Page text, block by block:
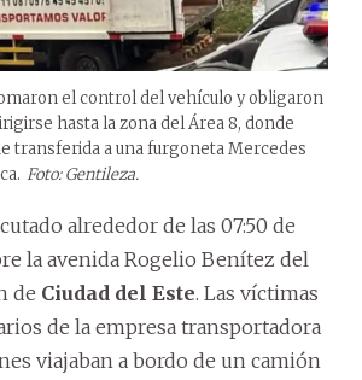
el control del vehículo y obligaron
hasta la zona del Área 8, donde
transferida a una furgoneta Mercedes
Foto: Gentileza.
alrededor de las 07:50 de
la avenida Rogelio Benítez del
de Ciudad del Este. Las víctimas
de la empresa transportadora
viajaban a bordo de un camión